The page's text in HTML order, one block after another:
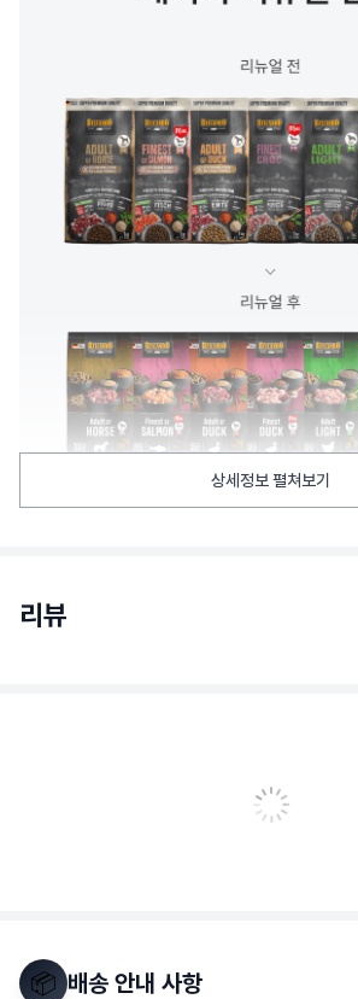
상세정보 펼쳐보기
리뷰
📦 배송 안내 사항